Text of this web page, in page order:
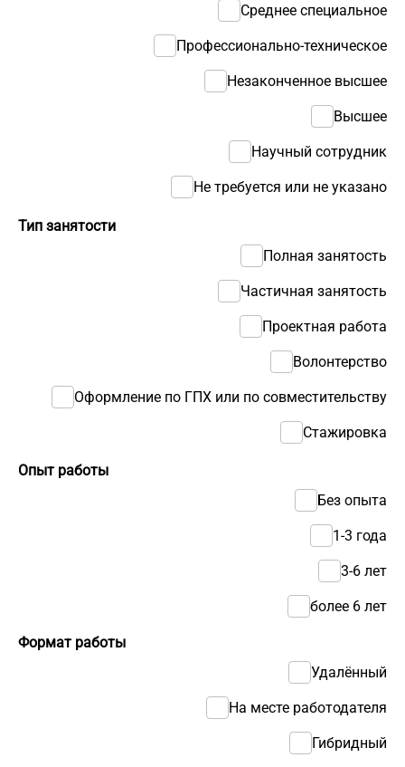
Тип занятости
Полная занятость
Частичная занятость
Проектная работа
Волонтерство
Оформление по ГПХ или по совместительству
Стажировка
Среднее специальное
Профессионально-техническое
Незаконченное высшее
Высшее
Научный сотрудник
Не требуется или не указано
Опыт работы
Без опыта
1-3 года
3-6 лет
более 6 лет
Формат работы
Удалённый
На месте работодателя
Гибридный